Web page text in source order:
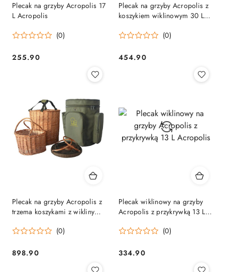
Plecak na grzyby Acropolis 17
L Acropolis
(0)
Cena:
255.90
Plecak na grzyby Acropolis z
koszykiem wiklinowym 30 L
(0)
Cena:
454.90
Plecak na grzyby Acropolis z
trzema koszykami z wikliny
(0)
Cena:
898.90
Plecak wiklinowy na grzyby
Acropolis z przykrywką 13 L
(0)
Cena:
334.90